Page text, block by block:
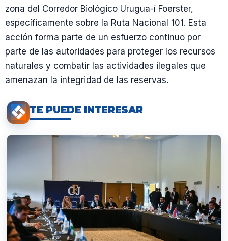
zona del Corredor Biológico Urugua-í Foerster,
específicamente sobre la Ruta Nacional 101. Esta
acción forma parte de un esfuerzo continuo por
parte de las autoridades para proteger los recursos
naturales y combatir las actividades ilegales que
amenazan la integridad de las reservas.
TE PUEDE INTERESAR